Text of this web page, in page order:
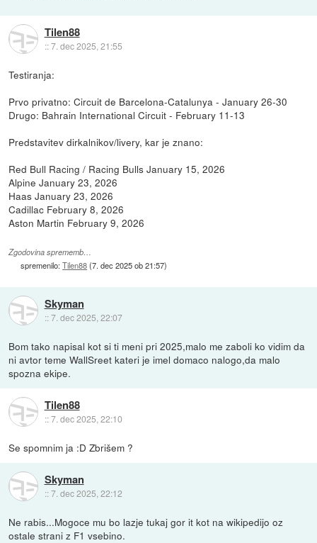
Tilen88
::7. dec 2025, 21:55
Testiranja:
Prvo privatno: Circuit de Barcelona-Catalunya - January 26-30
Drugo: Bahrain International Circuit - February 11-13
Predstavitev dirkalnikov/livery, kar je znano:
Red Bull Racing / Racing Bulls January 15, 2026
Alpine January 23, 2026
Haas January 23, 2026
Cadillac February 8, 2026
Aston Martin February 9, 2026
Zgodovina sprememb…
spremenilo:Tilen88(7. dec 2025 ob 21:57)
Skyman
::7. dec 2025, 22:07
Bom tako napisal kot si ti meni pri 2025,malo me zaboli ko vidim da
ni avtor teme WallSreet kateri je imel domaco nalogo,da malo
spozna ekipe.
Tilen88
::7. dec 2025, 22:10
Se spomnim ja :D Zbrišem ?
Skyman
::7. dec 2025, 22:12
Ne rabis...Mogoce mu bo lazje tukaj gor it kot na wikipedijo oz
ostale strani z F1 vsebino.